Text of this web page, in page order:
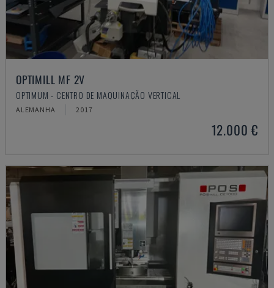
OPTIMILL MF 2V
OPTIMUM - CENTRO DE MAQUINAÇÃO VERTICAL
ALEMANHA 2017
12.000 €